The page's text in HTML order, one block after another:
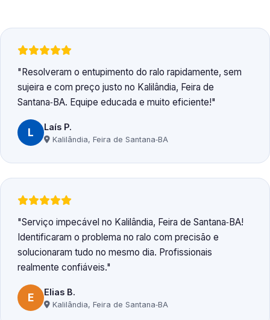
Resolveram o entupimento do ralo rapidamente, sem
sujeira e com preço justo no Kalilândia, Feira de
Santana‑BA. Equipe educada e muito eficiente!
L Laís P.
Kalilândia, Feira de Santana‑BA
Serviço impecável no Kalilândia, Feira de Santana‑BA!
Identificaram o problema no ralo com precisão e
solucionaram tudo no mesmo dia. Profissionais
realmente confiáveis.
E Elias B.
Kalilândia, Feira de Santana‑BA